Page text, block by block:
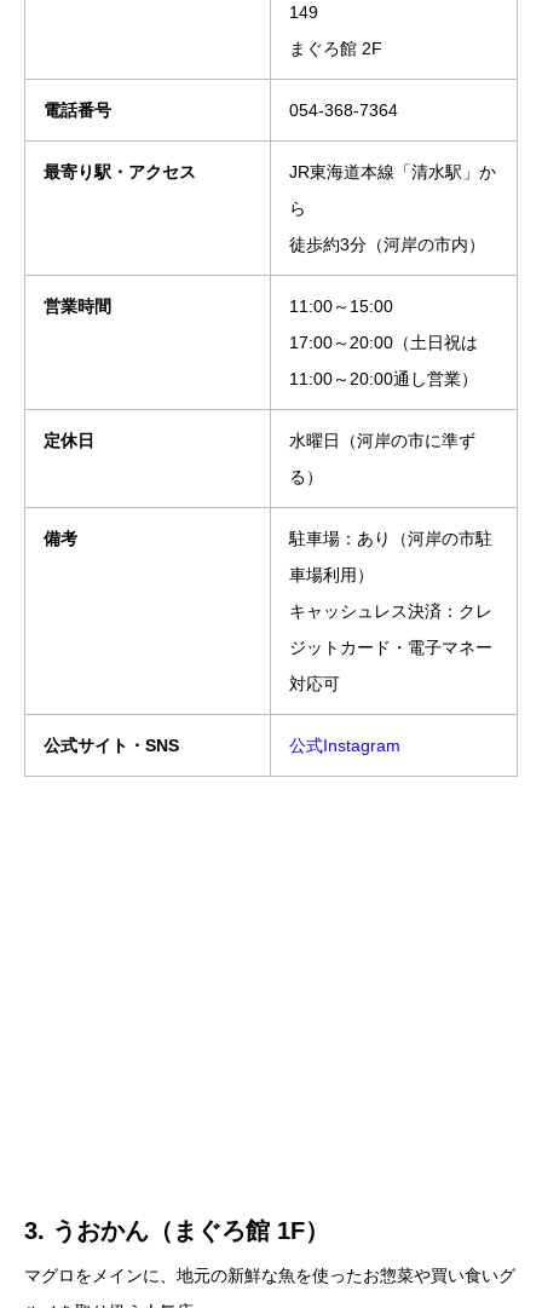
149
まぐろ館 2F
電話番号 054-368-7364
最寄り駅・アクセス
JR東海道本線「清水駅」か
ら
徒歩約3分（河岸の市内）
営業時間
11:00～15:00
17:00～20:00（土日祝は
11:00～20:00通し営業）
定休日
水曜日（河岸の市に準ず
る）
備考
駐車場：あり（河岸の市駐
車場利用）
キャッシュレス決済：クレ
ジットカード・電子マネー
対応可
公式サイト・SNS 公式Instagram
3. うおかん（まぐろ館 1F）
マグロをメインに、地元の新鮮な魚を使ったお惣菜や買い食いグ